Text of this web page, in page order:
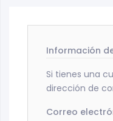
Información
Si tienes una
dirección de
Correo